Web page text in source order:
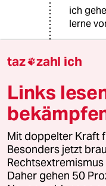
ich
lerne
Ach
taz zahl ich
Links
Mit doppelter Kraft
Besonders jetzt
Daher gehen 50